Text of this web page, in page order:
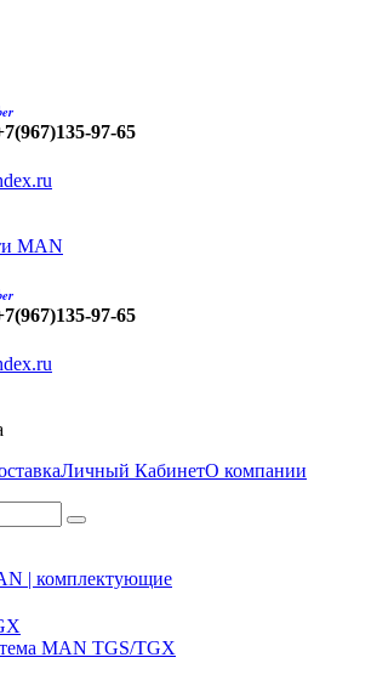
97-65
97-65
Личный КабинетО компании
| комплектующие
MAN TGS/TGX